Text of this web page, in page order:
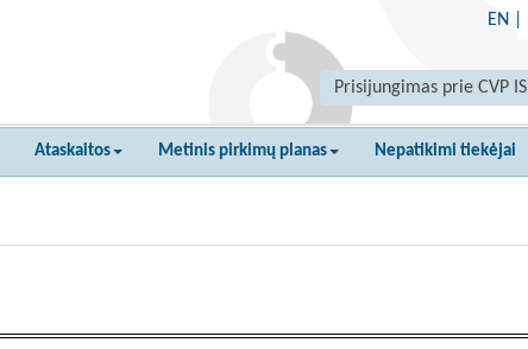
EN
Prisijungimas prie CVP IS
Ataskaitos Metinis pirkimų planas Nepatikimi tiekėjai